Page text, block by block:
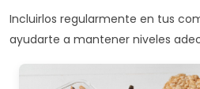
Incluirlos regularmente en tus
ayudarte a mantener niveles